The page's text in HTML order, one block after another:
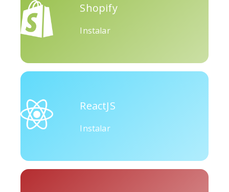
Houzz Threads
Shopify
Instalar
ReactJS
Instalar